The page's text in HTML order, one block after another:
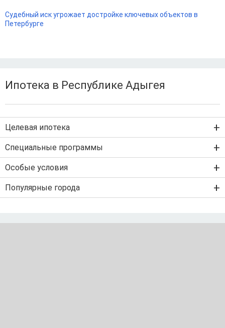
Судебный иск угрожает достройке ключевых объектов в
Петербурге
Ипотека в Республике Адыгея
Целевая ипотека
Ипотека на вторичку
Ипотека на строительство дома
IT-ипотека
Специальные программы
Военная ипотека
Рефинансирование ипотеки
Особые условия
Ипотека без первого взноса
Популярные города